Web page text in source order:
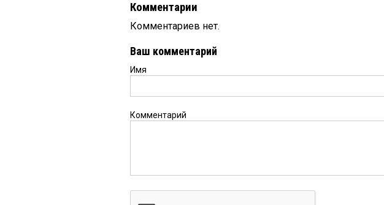
Комментарии
Комментариев нет.
Ваш комментарий
Имя
Комментарий